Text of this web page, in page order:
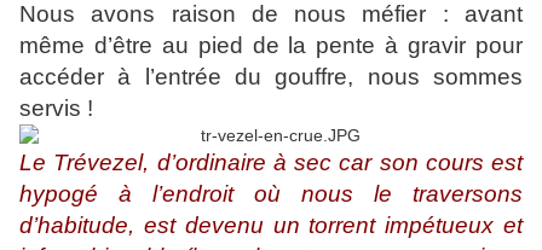
Nous avons raison de nous méfier : avant
même d’être au pied de la pente à gravir pour
accéder à l’entrée du gouffre, nous sommes
servis !
Le Trévezel, d’ordinaire à sec car son cours est
hypogé à l’endroit où nous le traversons
d’habitude, est devenu un torrent impétueux et